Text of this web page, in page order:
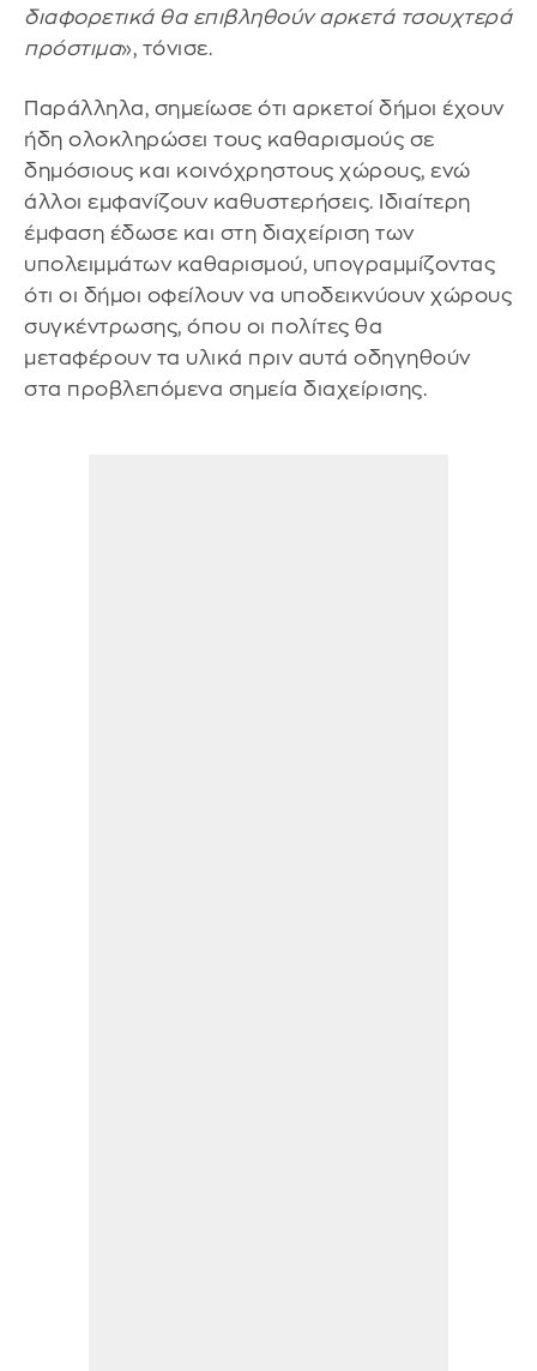
διαφορετικά θα επιβληθούν αρκετά τσουχτερά
πρόστιμα», τόνισε.
Παράλληλα, σημείωσε ότι αρκετοί δήμοι έχουν
ήδη ολοκληρώσει τους καθαρισμούς σε
δημόσιους και κοινόχρηστους χώρους, ενώ
άλλοι εμφανίζουν καθυστερήσεις. Ιδιαίτερη
έμφαση έδωσε και στη διαχείριση των
υπολειμμάτων καθαρισμού, υπογραμμίζοντας
ότι οι δήμοι οφείλουν να υποδεικνύουν χώρους
συγκέντρωσης, όπου οι πολίτες θα
μεταφέρουν τα υλικά πριν αυτά οδηγηθούν
στα προβλεπόμενα σημεία διαχείρισης.